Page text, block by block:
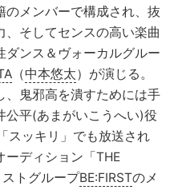
のメンバーで構成され、抜
そしてセンスの高い楽曲
ダンス＆ヴォーカルグルー
（中本悠太）が演じる。
、鬼邪高を潰すためには手
公平(あまがいこうへい)役
スッキリ」でも放送され
ーディション「THE
トグループBE:FIRSTのメ